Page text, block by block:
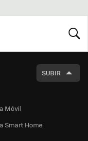
SUBIR
Móvil
Smart Home